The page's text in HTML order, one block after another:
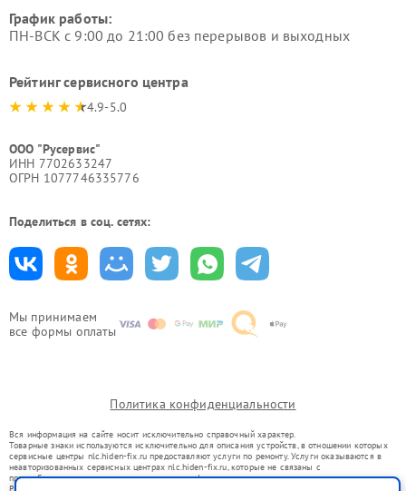
Мы принимаем
все формы оплаты
График работы:
ПН-ВСК с 9:00 до 21:00 без перерывов и выходных
Рейтинг сервисного центра
4.9-5.0
ООО "Русервис"
ИНН 7702633247
ОГРН 1077746335776
Поделиться в соц. сетях:
Политика конфиденциальности
Вся информация на сайте носит исключительно справочный характер.
Товарные знаки используются исключительно для описания устройств, в отношении которых
сервисные центры nlc.hiden-fix.ru предоставляют услуги по ремонту. Услуги оказываются в
неавторизованных сервисных центрах nlc.hiden-fix.ru, которые не связаны с
правообладателями товарных знаков или их официальными представителями.